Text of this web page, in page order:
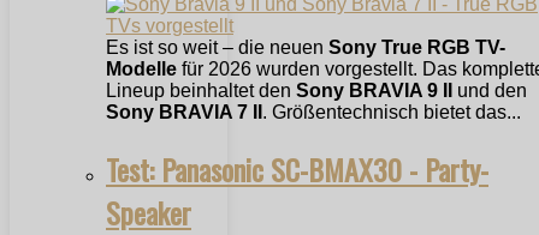
Es ist so weit – die neuen Sony True RGB TV-
Modelle für 2026 wurden vorgestellt. Das
Lineup beinhaltet den Sony BRAVIA 9 II
und den
Sony BRAVIA 7 II . Größentechnisch bietet das...
Test: Panasonic SC-BMAX30 - Party-
Speaker